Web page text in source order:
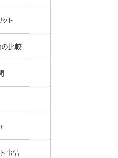
ト
の比較
事情